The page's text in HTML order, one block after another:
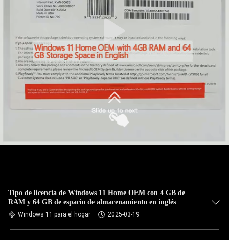
Tipo de licencia de Windows 11 Home OEM con 4 GB de
RAM y 64 GB de espacio de almacenamiento en inglés
Windows 11 para el hogar 2025-03-19